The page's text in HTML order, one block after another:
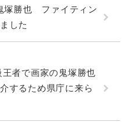
塚勝也 ファイティン
した
者で画家の鬼塚勝也
するため県庁に来ら